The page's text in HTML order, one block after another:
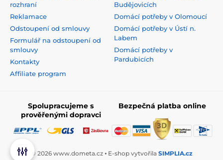
rozhraní
Reklamace
Odstoupení od smlouvy
Formulář na odstoupení od
smlouvy
Kontakty
Affiliate program
Budějovicích
Domácí potřeby v Olomoucí
Domácí potřeby v Ústí n.
Labem
Domácí potřeby v
Pardubicích
Spolupracujeme s
prověřenými dopravci
Bezpečná platba online
© 2026 www.dometa.cz ⦁ E-shop vytvořila SIMPLIA.cz